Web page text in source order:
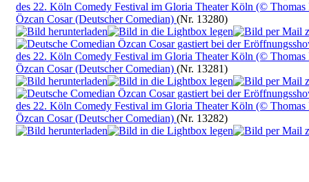
Özcan Cosar (Deutscher Comedian) (Nr. 13280)
Özcan Cosar (Deutscher Comedian) (Nr. 13281)
Özcan Cosar (Deutscher Comedian) (Nr. 13282)